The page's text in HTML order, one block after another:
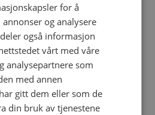
/ FOKUS blå m/reg
Yri; Diesen
for å
og analysere
også informasjon
vårt med våre
analysepartnere som
med annen
gitt dem eller som de
din bruk av tjenestene